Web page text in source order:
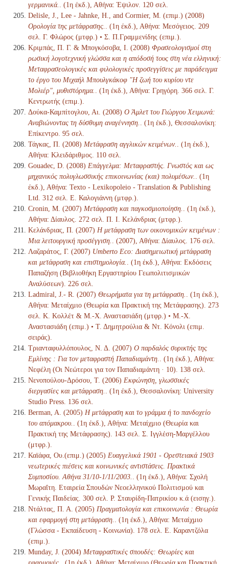
γερμανικά.
. (1η έκδ.), Αθήνα: Έψιλον. 120 σελ.
Delisle, J., Lee - Jahnke, H., and Cormier, M. (επιμ.) (2008)
Ορολογία της μετάφρασης.
. (1η έκδ.), Αθήνα: Μεσόγειος. 209
σελ. Γ. Φλώρος (μτφρ.) • Σ. Π.Γραμμενίδης (επιμ.).
Κριμπάς, Π. Γ. & Μπογκόσοβα, Ι. (2008) Φρασεολογισμοί στη
ρωσική λογοτεχνική γλώσσα και η απόδοσή τους στη νέα ελληνική:
Μεταφρασεολογικές και φιλολογικές προσεγγίσεις με παράδειγμα
το έργο του Μιχαήλ Μπουλγκάκοφ "Η ζωή του κυρίου ντε
Μολιέρ", μυθιστόρημα.
. (1η έκδ.), Αθήνα: Γρηγόρη. 366 σελ. Γ.
Κεντρωτής (επιμ.).
Δούκα-Καμπίτογλου, Αι. (2008) Ο Άμλετ του Γιώργου Χειμωνά:
Αναβιώνοντας τη δύσθυμη αναγέννηση.
. (1η έκδ.), Θεσσαλονίκη:
Επίκεντρο. 95 σελ.
Τάγκας, Π. (2008) Μετάφραση αγγλικών κειμένων.
. (1η έκδ.),
Αθήνα: Κλειδάριθμος. 110 σελ.
Gouadec, D. (2008) Επάγγελμα: Μεταφραστής. Γνωστός και ως
μηχανικός πολυγλωσσικής επικοινωνίας (και) πολυμέσων.
. (1η
έκδ.), Αθήνα: Texto - Lexikopoleio - Translation & Publishing
Ltd. 312 σελ. Ε. Καλογιάννη (μτφρ.).
Cronin, M. (2007) Μετάφραση και παγκοσμιοποίηση.
. (1η έκδ.),
Αθήνα: Δίαυλος. 272 σελ. Π. Ι. Κελάνδριας (μτφρ.).
Κελάνδριας, Π. (2007) Η μετάφραση των οικονομικών κειμένων :
Μια λειτουργική προσέγγιση.
. (2007), Αθήνα: Δίαυλος. 176 σελ.
Λαζαράτος, Γ. (2007) Umberto Eco: Διασημειωτική μετάφραση
και μετάφραση και επιστημολογία.
. (1η έκδ.), Αθήνα: Εκδόσεις
Παπαζήση (Βιβλιοθήκη Εργαστηρίου Γεωπολιτισμικών
Αναλύσεων). 226 σελ.
Ladmiral, J.- R. (2007) Θεωρήματα για τη μετάφραση.
. (1η έκδ.),
Αθήνα: Μεταίχμιο (Θεωρία και Πρακτική της Μετάφρασης). 273
σελ. Κ. Κολλέτ & Μ.-Χ. Αναστασιάδη (μτφρ.) • Μ.-Χ.
Αναστασιάδη (επιμ.) • Τ. Δημητρούλια & Ντ. Κόνολι (επιμ.
σειράς).
Τριανταφυλλόπουλος, Ν. Δ. (2007) Ο παρδαλός συρικτής της
Εμλίνης : Για τον μεταφραστή Παπαδιαμάντη.
. (1η έκδ.), Αθήνα:
Νεφέλη (Οι Νεώτεροι για τον Παπαδιαμάντη · 10). 138 σελ.
Νενοπούλου-Δρόσου, Τ. (2006) Εκφώνηση, γλωσσικές
διεργασίες και μετάφραση.
. (1η έκδ.), Θεσσαλονίκη: University
Studio Press. 136 σελ.
Berman, A. (2005) Η μετάφραση και το γράμμα ή το πανδοχείο
του απόμακρου.
. (1η έκδ.), Αθήνα: Μεταίχμιο (Θεωρία και
Πρακτική της Μετάφρασης). 143 σελ. Σ. Ιγγλέση-Μαργέλλου
(μτφρ.).
Καϊάφα, Ου.(επιμ.) (2005) Ευαγγελικά 1901 - Ορεστειακά 1903
νεωτερικές πιέσεις και κοινωνικές αντιστάσεις. Πρακτικά
Συμποσίου. Αθήνα 31/10-1/11/2003.
. (1η έκδ.), Αθήνα: Σχολή
Μωραΐτη. Εταιρεία Σπουδών Νεοελληνικού Πολιτισμού και
Γενικής Παιδείας. 300 σελ. Ρ. Σταυρίδη-Πατρικίου κ.ά (εισηγ.).
Ντάλτας, Π. Α. (2005) Πραγματολογία και επικοινωνία : Θεωρία
και εφαρμογή στη μετάφραση.
. (1η έκδ.), Αθήνα: Μεταίχμιο
(Γλώσσα - Εκπαίδευση - Κοινωνία). 178 σελ. Ε. Καραντζόλα
(επιμ.).
Munday, J. (2004) Μεταφραστικές σπουδές: Θεωρίες και